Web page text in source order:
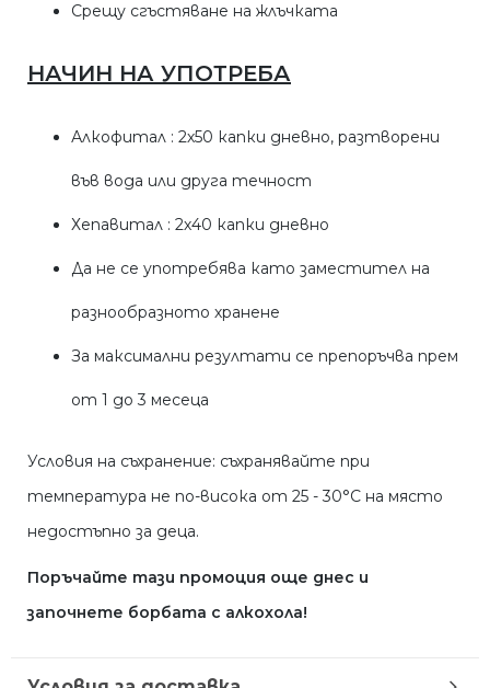
Срещу сгъстяване на жлъчката
НАЧИН НА УПОТРЕБА
Алкофитал : 2х50 капки дневно, разтворени
във вода или друга течност
Хепавитал : 2х40 капки дневно
Да не се употребява като заместител на
разнообразното хранене
За максимални резултати се препоръчва прем
от 1 до 3 месеца
Условия на съхранение: съхранявайте при
температура не по-висока от 25 - 30°С на място
недостъпно за деца.
Поръчайте тази промоция още днес и
започнете борбата с алкохола!